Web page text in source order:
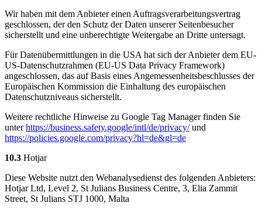
Wir haben mit dem Anbieter einen Auftragsverarbeitungsvertrag
geschlossen, der den Schutz der Daten unserer Seitenbesucher
sicherstellt und eine unberechtigte Weitergabe an Dritte untersagt.
Für Datenübermittlungen in die USA hat sich der Anbieter dem EU-
US-Datenschutzrahmen (EU-US Data Privacy Framework)
angeschlossen, das auf Basis eines Angemessenheitsbeschlusses der
Europäischen Kommission die Einhaltung des europäischen
Datenschutzniveaus sicherstellt.
Weitere rechtliche Hinweise zu Google Tag Manager finden Sie
unterhttps://business.safety.google/intl/de/privacy/und
https://policies.google.com/privacy?hl=de&gl=de
10.3 Hotjar
Diese Website nutzt den Webanalysedienst des folgenden Anbieters:
Hotjar Ltd, Level 2, St Julians Business Centre, 3, Elia Zammit
Street, St Julians STJ 1000, Malta